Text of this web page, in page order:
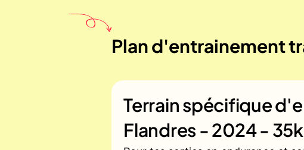
Plan d'entrainement
Terrain spécifique
Flandres - 2024 -